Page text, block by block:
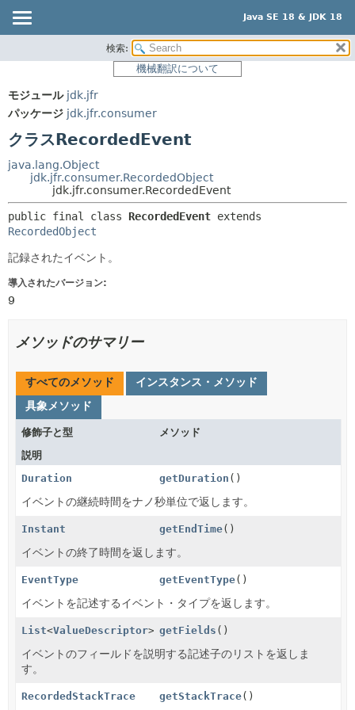
Java SE 18 & JDK 18
パッケージ
使用
ツリー
プレビュー
新規
ヘルプ
サマリー:
ネスト済
詳細:
フィールド
検索:
機械翻訳について
モジュール jdk.jfr
パッケージ jdk.jfr.consumer
クラスRecordedEvent
java.lang.Object
jdk.jfr.consumer.RecordedObject
jdk.jfr.consumer.RecordedEvent
public final class RecordedEvent
RecordedObject
記録されたイベント。
導入されたバージョン:
9
メソッドのサマリー
すべてのメソッド
インスタンス・メソッド
具象メソッド
修飾子と型
メソッド
説明
Duration
getDuration ()
イベントの継続時間をナノ秒単位で返します。
Instant getEndTime()
イベントの終了時間を返します。
EventType getEventType()
イベントを記述するイベント・タイプを返します。
List<ValueDescriptor> getFields ()
イベントのフィールドを説明する記述子のリストを返しま
す。
RecordedStackTrace getStackTrace()